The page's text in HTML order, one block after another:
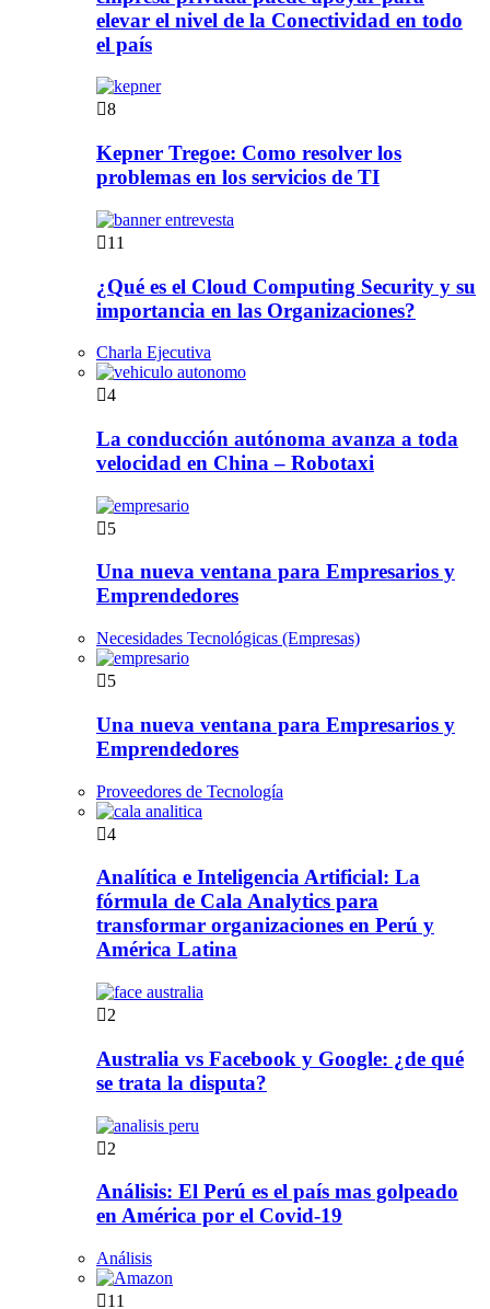
elevar el nivel de la Conectividad en todo
el país
8
Kepner Tregoe: Como resolver los
problemas en los servicios de TI
11
¿Qué es el Cloud Computing Security y su
importancia en las Organizaciones?
Charla Ejecutiva
4
La conducción autónoma avanza a toda
velocidad en China – Robotaxi
5
Una nueva ventana para Empresarios y
Emprendedores
Necesidades Tecnológicas (Empresas)
5
Una nueva ventana para Empresarios y
Emprendedores
Proveedores de Tecnología
4
Analítica e Inteligencia Artificial: La
fórmula de Cala Analytics para
transformar organizaciones en Perú y
América Latina
2
Australia vs Facebook y Google: ¿de qué
se trata la disputa?
2
Análisis: El Perú es el país mas golpeado
en América por el Covid-19
Análisis
11